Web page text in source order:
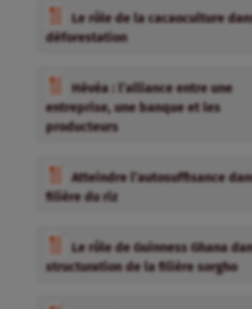
Le rôle de la cacaoculture
déforestation
Hévéa : l’alliance entre une
entreprise, une banque et les
producteurs
Atteindre l’autosuffisance
filière du riz
Le rôle de Guinness Ghana
structuration de la filière sorgho